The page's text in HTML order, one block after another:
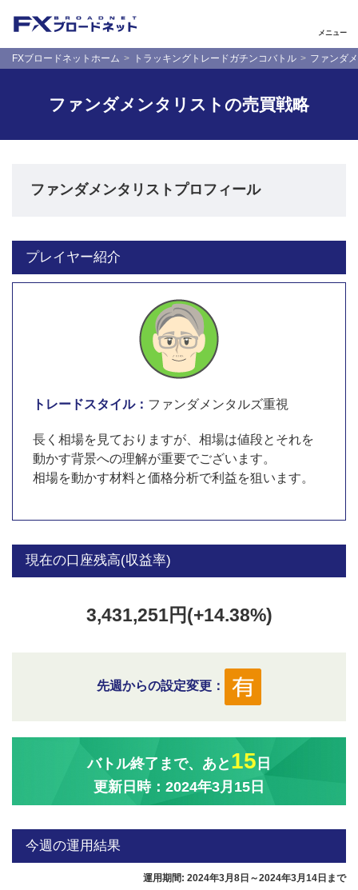
メニュー
FXブロードネットホーム トラッキングトレードガチンコバトル ファンダ
ファンダメンタリストの売買戦略
ファンダメンタリストプロフィール
プレイヤー紹介
トレードスタイル： ファンダメンタルズ重視
長く相場を見ておりますが、相場は値段とそれを
動かす背景への理解が重要でございます。
相場を動かす材料と価格分析で利益を狙います。
現在の口座残高(収益率)
3,431,251円(+14.38%)
先週からの設定変更：
バトル終了まで、あと 15 日
更新日時：2024年3月15日
今週の運用結果
運用期間: 2024年3月8日～2024年3月14日まで